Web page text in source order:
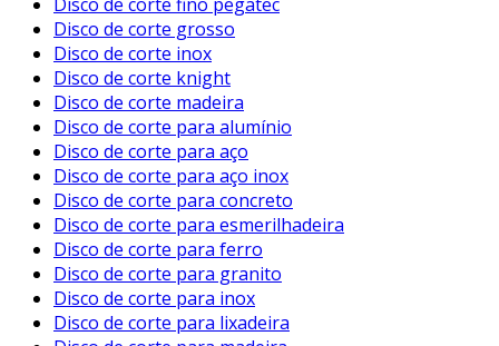
Disco de corte grosso
Disco de corte inox
Disco de corte knight
Disco de corte madeira
Disco de corte para alumínio
Disco de corte para aço
Disco de corte para aço inox
Disco de corte para concreto
Disco de corte para esmerilhadeira
Disco de corte para ferro
Disco de corte para granito
Disco de corte para inox
Disco de corte para lixadeira